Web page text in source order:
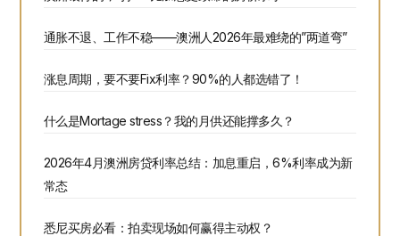
通胀不退、工作不稳——澳洲人2026年最难绕的”两道弯”
涨息周期，要不要Fix利率？90%的人都选错了！
什么是Mortage stress？我的月供还能撑多久？
2026年4月澳洲房贷利率总结：加息重启，6%利率成为新
常态
悉尼买房必看：拍卖现场如何赢得主动权？